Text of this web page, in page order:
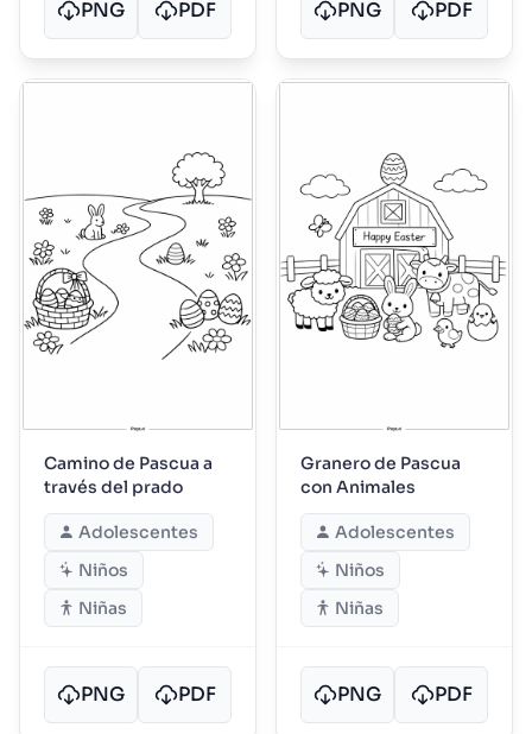
PNG PDF PNG PDF
Camino de Pascua a
través del prado
Adolescentes
Niños
Niñas
PNG PDF
Granero de Pascua
con Animales
Adolescentes
Niños
Niñas
PNG PDF